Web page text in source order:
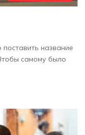
название
самому было